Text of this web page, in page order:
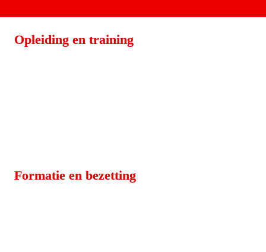
Opleiding en training
Formatie en bezetting